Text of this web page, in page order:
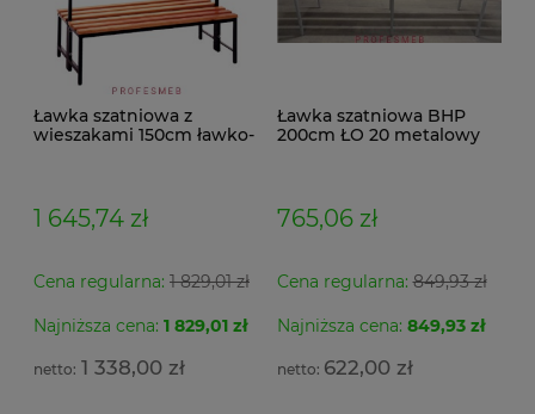
Ławka szatniowa z
wieszakami 150cm ławko-
1 645,74 zł
Cena regularna: 1 829,01 zł
Najniższa cena: 1 829,01 zł
1 338,00 zł
Ławka szatniowa BHP
200cm ŁO 20 metalowy
765,06 zł
Cena regularna:849,93 zł
Najniższa cena: 849,93 zł
622,00 zł